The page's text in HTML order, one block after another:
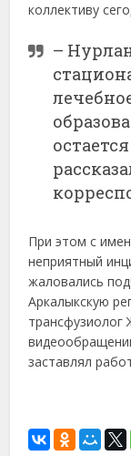
коллективу
–
При этом с
неприятный
жаловались
Аркалыкскую
трансфузиолог
заставлял